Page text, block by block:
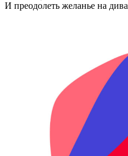
И преодолеть желанье на